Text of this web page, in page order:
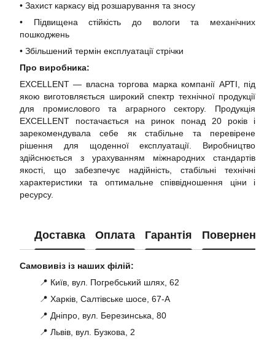
• Захист каркасу від розшарування та зносу
• Підвищена стійкість до вологи та механічних
пошкоджень
• Збільшений термін експлуатації стрічки
Про виробника:
EXCELLENT — власна торгова марка компанії АРТІ, під
якою виготовляється широкий спектр технічної продукції
для промислового та аграрного сектору. Продукція
EXCELLENT постачається на ринок понад 20 років і
зарекомендувала себе як стабільне та перевірене
рішення для щоденної експлуатації. Виробництво
здійснюється з урахуванням міжнародних стандартів
якості, що забезпечує надійність, стабільні технічні
характеристики та оптимальне співвідношення ціни і
ресурсу.
Доставка Оплата Гарантія Повернення
Самовивіз із наших філій:
📍 Київ, вул. Погребський шлях, 62
📍 Харків, Салтівське шосе, 67-А
📍 Дніпро, вул. Березинська, 80
📍 Львів, вул. Бузкова, 2